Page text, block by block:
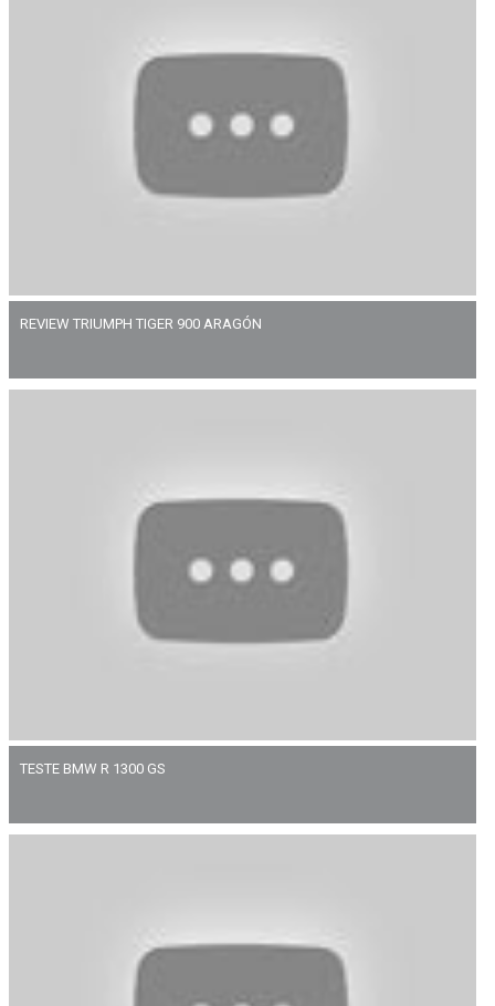
REVIEW TRIUMPH TIGER 900 ARAGÓN
TESTE BMW R 1300 GS